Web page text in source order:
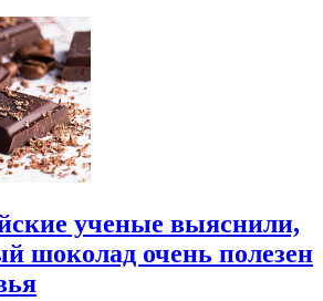
ученые выяснили,
шоколад очень полезен